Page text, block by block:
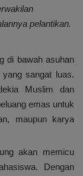
pelantikan.
di bawah asuhan
sangat luas.
Muslim dan
emas untuk
maupun karya
akan memicu
Dengan